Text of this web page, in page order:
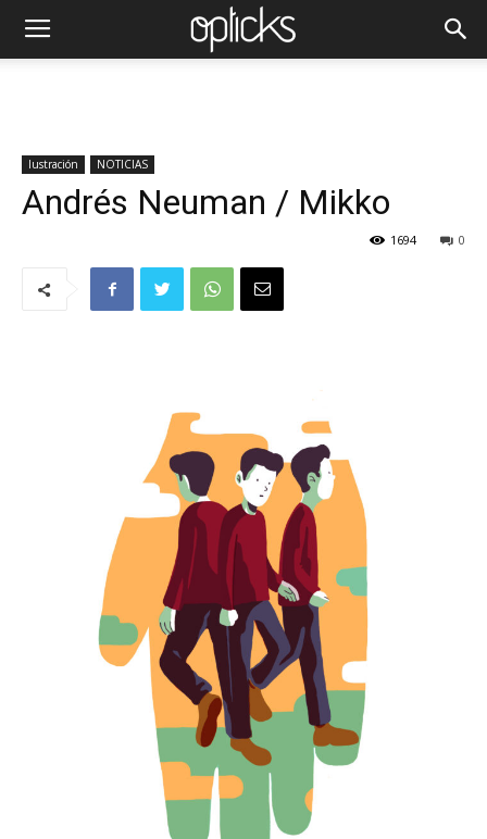
Iustración NOTICIAS
Andrés Neuman / Mikko
0
1694